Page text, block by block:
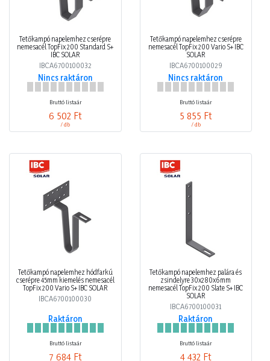
Tetőkampó napelemhez cserépre
nemesacél TopFix 200 Standard S+
IBC SOLAR
IBCA6700100032
Nincs raktáron
Bruttó listaár
6 502 Ft
/ db
Tetőkampó napelemhez cserépre
nemesacél TopFix 200 Vario S+ IBC
SOLAR
IBCA6700100029
Nincs raktáron
Bruttó listaár
5 855 Ft
/ db
Tetőkampó napelemhez hódfarkú
cserépre 45mm kiemelés nemesacél
TopFix 200 Vario S+ IBC SOLAR
IBCA6700100030
Raktáron
Bruttó listaár
7 684 Ft
Tetőkampó napelemhez palára és
zsindelyre 30x280x6mm
nemesacél TopFix 200 Slate S+ IBC
SOLAR
IBCA6700100031
Raktáron
Bruttó listaár
4 432 Ft